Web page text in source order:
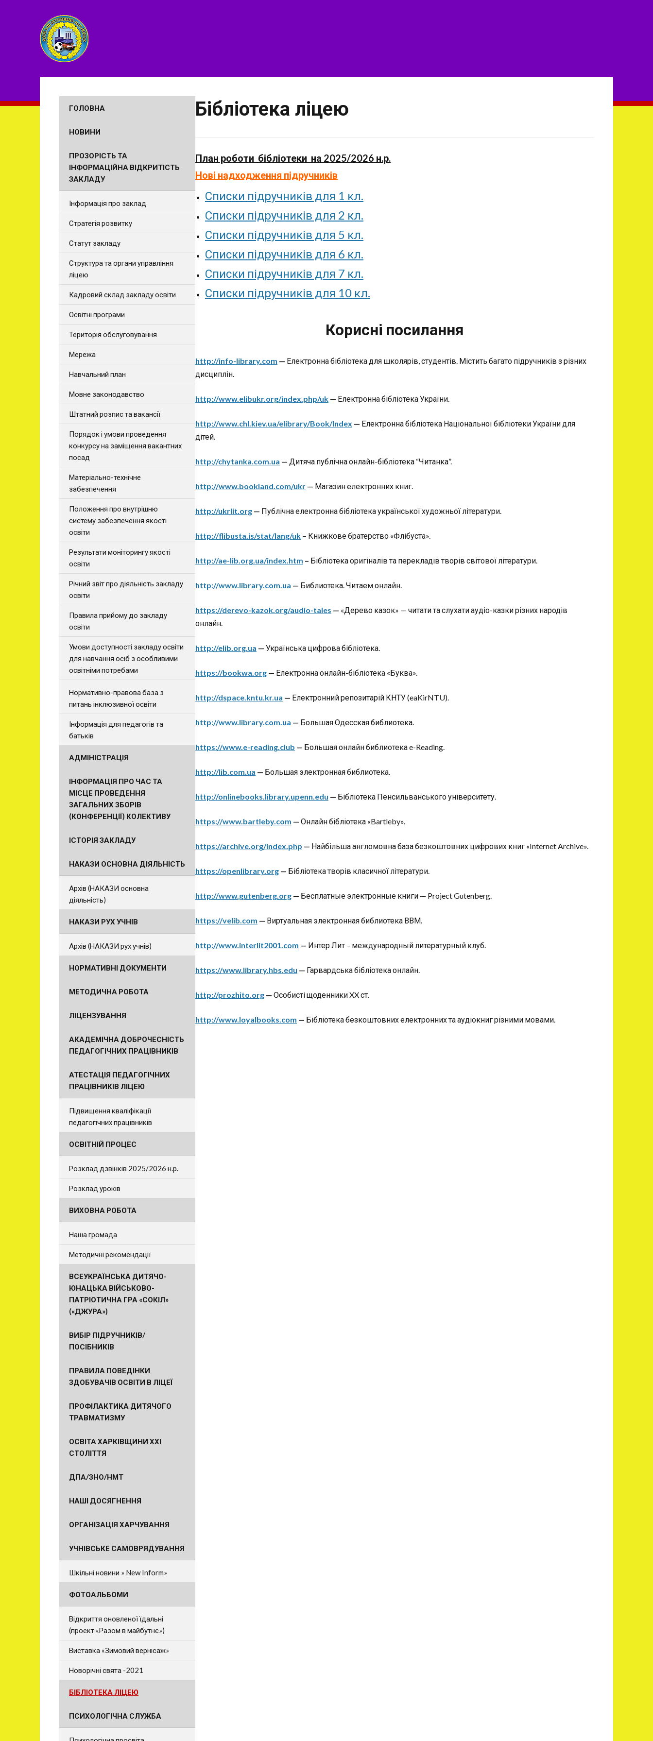
Бібліотека ліцею
План роботи бібліотеки на 2025/2026 н.р.
Нові надходження підручників
Списки підручників для 1 кл.
Списки підручників для 2 кл.
Списки підручників для 5 кл.
Списки підручників для 6 кл.
Списки підручників для 7 кл.
Списки підручників для 10 кл.
Корисні посилання
http://info-library.com — Електронна бібліотека для школярів, студентів. Містить багато підручників з різних
дисциплін.
http://www.elibukr.org/index.php/uk — Електронна бібліотека України.
http://www.chl.kiev.ua/elibrary/Book/Index — Електронна бібліотека Національної бібліотеки України для
дітей.
http://chytanka.com.ua — Дитяча публічна онлайн-бібліотека “Читанка”.
http://www.bookland.com/ukr — Магазин електронних книг.
http://ukrlit.org — Публічна електронна бібліотека української художньої літератури.
http://flibusta.is/stat/lang/uk – Книжкове братерство «Флібуста».
http://ae-lib.org.ua/index.htm – Бібліотека оригіналів та перекладів творів світової літератури.
http://www.library.com.ua — Библиотека. Читаем онлайн.
https://derevo-kazok.org/audio-tales — «Дерево казок» — читати та слухати аудіо-казки різних народів
онлайн.
http://elib.org.ua — Українська цифрова бібліотека.
https://bookwa.org — Електронна онлайн-бібліотека «Буква».
http://dspace.kntu.kr.ua — Електронний репозитарій КНТУ (eaKirNTU).
http://www.library.com.ua — Большая Одесская библиотека.
https://www.e-reading.club — Большая онлайн библиотека e-Reading.
http://lib.com.ua — Большая электронная библиотека.
http://onlinebooks.library.upenn.edu — Бібліотека Пенсильванського університету.
https://www.bartleby.com — Онлайн бібліотека «Bartleby».
https://archive.org/index.php — Найбільша англомовна база безкоштовних цифрових книг «Internet Archive».
https://openlibrary.org — Бібліотека творів класичної літератури.
http://www.gutenberg.org — Бесплатные электронные книги — Project Gutenberg.
https://velib.com — Виртуальная электронная библиотека ВВМ.
http://www.interlit2001.com — Интер Лит – международный литературный клуб.
https://www.library.hbs.edu — Гарвардська бібліотека онлайн.
http://prozhito.org — Особисті щоденники XX ст.
http://www.loyalbooks.com — Бібліотека безкоштовних електронних та аудіокниг різними мовами.
ГОЛОВНА
НОВИНИ
ПРОЗОРІСТЬ ТА
ІНФОРМАЦІЙНА ВІДКРИТІСТЬ
ЗАКЛАДУ
Інформація про заклад
Стратегія розвитку
Статут закладу
Структура та органи управління
ліцею
Кадровий склад закладу освіти
Освітні програми
Територія обслуговування
Мережа
Навчальний план
Мовне законодавство
Штатний розпис та вакансії
Порядок і умови проведення
конкурсу на заміщення вакантних
посад
Матеріально-технічне
забезпечення
Положення про внутрішню
систему забезпечення якості
освіти
Результати моніторингу якості
освіти
Річний звіт про діяльність закладу
освіти
Правила прийому до закладу
освіти
Умови доступності закладу освіти
для навчання осіб з особливими
освітніми потребами
Нормативно-правова база з
питань інклюзивної освіти
Інформація для педагогів та
батьків
АДМІНІСТРАЦІЯ
ІНФОРМАЦІЯ ПРО ЧАС ТА
МІСЦЕ ПРОВЕДЕННЯ
ЗАГАЛЬНИХ ЗБОРІВ
(КОНФЕРЕНЦІЇ) КОЛЕКТИВУ
ІСТОРІЯ ЗАКЛАДУ
НАКАЗИ ОСНОВНА ДІЯЛЬНІСТЬ
Архів (НАКАЗИ основна
діяльність)
НАКАЗИ РУХ УЧНІВ
Архів (НАКАЗИ рух учнів)
НОРМАТИВНІ ДОКУМЕНТИ
МЕТОДИЧНА РОБОТА
ЛІЦЕНЗУВАННЯ
АКАДЕМІЧНА ДОБРОЧЕСНІСТЬ
ПЕДАГОГІЧНИХ ПРАЦІВНИКІВ
АТЕСТАЦІЯ ПЕДАГОГІЧНИХ
ПРАЦІВНИКІВ ЛІЦЕЮ
Підвищення кваліфікації
педагогічних працівників
ОСВІТНІЙ ПРОЦЕС
Розклад дзвінків 2025/2026 н.р.
Розклад уроків
ВИХОВНА РОБОТА
Наша громада
Методичні рекомендації
ВСЕУКРАЇНСЬКА ДИТЯЧО-
ЮНАЦЬКА ВІЙСЬКОВО-
ПАТРІОТИЧНА ГРА «СОКІЛ»
(«ДЖУРА»)
ВИБІР ПІДРУЧНИКІВ/
ПОСІБНИКІВ
ПРАВИЛА ПОВЕДІНКИ
ЗДОБУВАЧІВ ОСВІТИ В ЛІЦЕЇ
ПРОФІЛАКТИКА ДИТЯЧОГО
ТРАВМАТИЗМУ
ОСВІТА ХАРКІВЩИНИ ХХІ
СТОЛІТТЯ
ДПА/ЗНО/НМТ
НАШІ ДОСЯГНЕННЯ
ОРГАНІЗАЦІЯ ХАРЧУВАННЯ
УЧНІВСЬКЕ САМОВРЯДУВАННЯ
Шкільні новини » New Inform»
ФОТОАЛЬБОМИ
Відкриття оновленої їдальні
(проект «Разом в майбутнє»)
Виставка «Зимовий вернісаж»
Новорічні свята -2021
БІБЛІОТЕКА ЛІЦЕЮ
ПСИХОЛОГІЧНА СЛУЖБА